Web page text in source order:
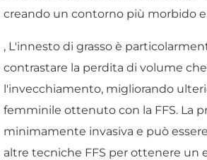
creando un contorno più morbido
, L'innesto di grasso è
contrastare la perdita di volume
l'invecchiamento, migliorando
femminile ottenuto con la FFS. La
minimamente invasiva e può
altre tecniche FFS per ottenere un